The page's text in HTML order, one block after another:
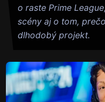
o raste Prime
scény aj o tom,
dlhodobý projekt.